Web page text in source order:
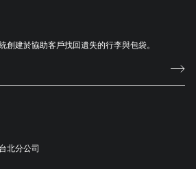
創建於協助客戶找回遺失的行李與包袋。
北分公司